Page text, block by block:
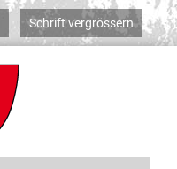
Schrift vergrössern